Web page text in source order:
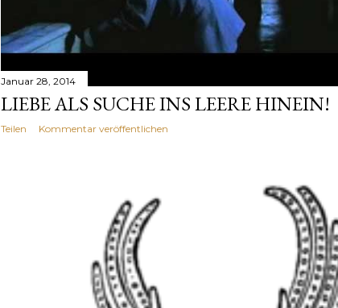
Januar 28, 2014
LIEBE ALS SUCHE INS LEERE HINEIN!
Teilen Kommentar veröffentlichen